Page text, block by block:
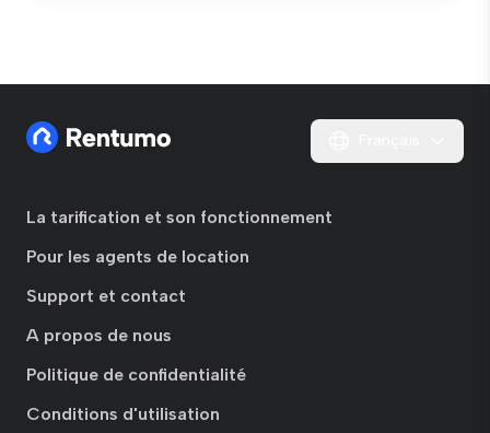
La tarification et son fonctionnement
Pour les agents de location
Support et contact
A propos de nous
Politique de confidentialité
Conditions d'utilisation